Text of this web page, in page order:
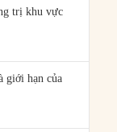
trị khu vực
giới hạn của